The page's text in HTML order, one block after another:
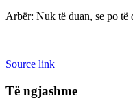
Arbër: Nuk të duan, se po
Source link
Të ngjashme